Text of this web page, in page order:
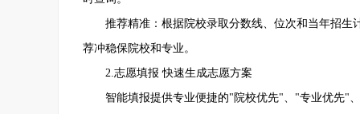
推荐精准：根据院校录取分数线、位次和当年招生
荐冲稳保院校和专业。
2.志愿填报 快速生成志愿方案
智能填报提供专业便捷的"院校优先"、"专业优先"